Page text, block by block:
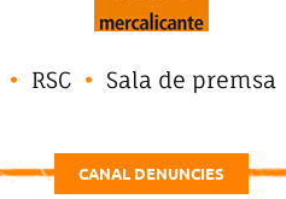
RSC Sala de premsa
CANAL DENUNCIES